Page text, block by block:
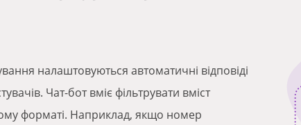
налаштовуються автоматичні відповіді
Чат-бот вміє фільтрувати вміст
форматі. Наприклад, якщо номер